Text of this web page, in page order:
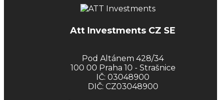
Att Investments CZ SE
Pod Altánem 428/34
100 00 Praha 10 - Strašnice
IČ: 03048900
DIČ: CZ03048900